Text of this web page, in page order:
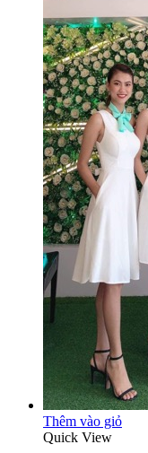
Thêm vào giỏ
Quick View